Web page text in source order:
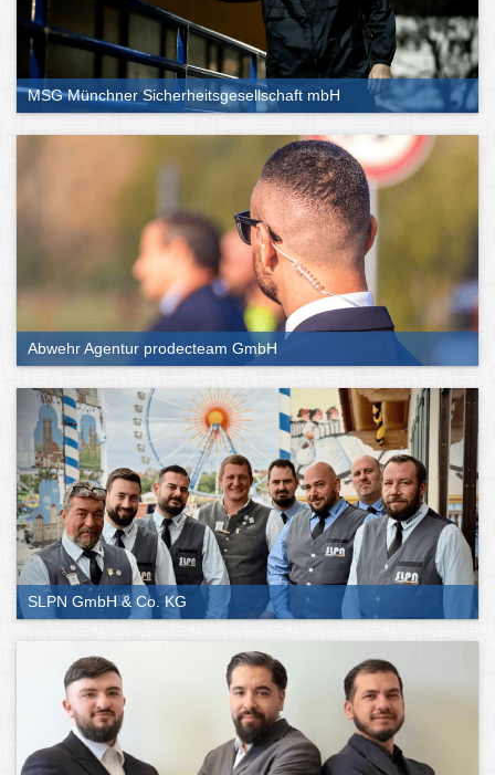
MSG Münchner Sicherheitsgesellschaft mbH
Abwehr Agentur prodecteam GmbH
SLPN GmbH & Co. KG